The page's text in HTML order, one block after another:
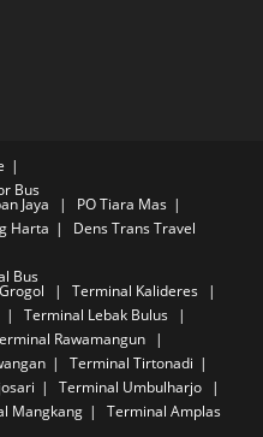
Bus
Jaya
PO Tiara Mas
Harta Dens Trans Travel
Bus
Terminal Kalideres
Terminal Lebak Bulus
Rawamangun
Terminal Tirtonadi
Terminal Umbulharjo
Mangkang Terminal Amplas